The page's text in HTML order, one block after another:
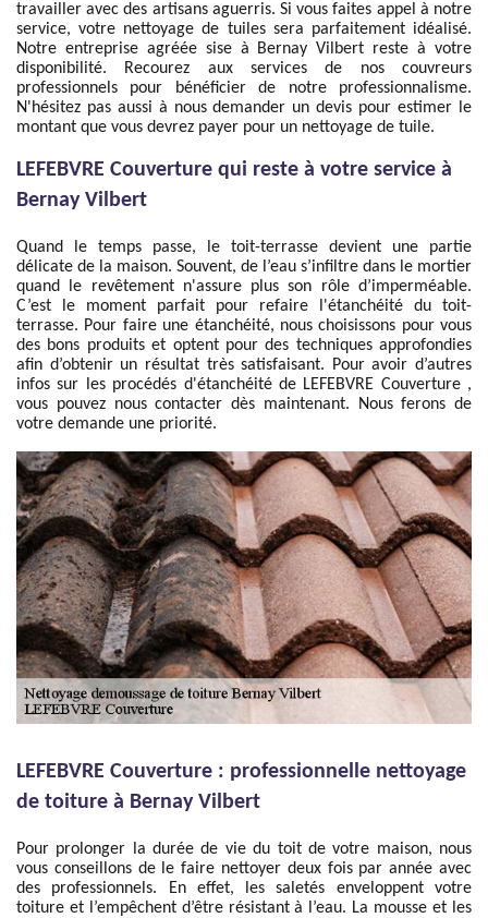
travailler avec des artisans aguerris. Si vous faites appel à notre
service, votre nettoyage de tuiles sera parfaitement idéalisé.
Notre entreprise agréée sise à Bernay Vilbert reste à votre
disponibilité. Recourez aux services de nos couvreurs
professionnels pour bénéficier de notre professionnalisme.
N'hésitez pas aussi à nous demander un devis pour estimer le
montant que vous devrez payer pour un nettoyage de tuile.
LEFEBVRE Couverture qui reste à votre service à
Bernay Vilbert
Quand le temps passe, le toit-terrasse devient une partie
délicate de la maison. Souvent, de l’eau s’infiltre dans le mortier
quand le revêtement n'assure plus son rôle d’imperméable.
C’est le moment parfait pour refaire l'étanchéité du toit-
terrasse. Pour faire une étanchéité, nous choisissons pour vous
des bons produits et optent pour des techniques approfondies
afin d’obtenir un résultat très satisfaisant. Pour avoir d’autres
infos sur les procédés d'étanchéité de LEFEBVRE Couverture ,
vous pouvez nous contacter dès maintenant. Nous ferons de
votre demande une priorité.
LEFEBVRE Couverture : professionnelle nettoyage
de toiture à Bernay Vilbert
Pour prolonger la durée de vie du toit de votre maison, nous
vous conseillons de le faire nettoyer deux fois par année avec
des professionnels. En effet, les saletés enveloppent votre
toiture et l’empêchent d’être résistant à l’eau. La mousse et les